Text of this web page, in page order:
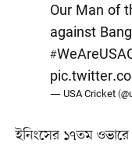
Our Man of
against
— USA Cricket
ইনিংসের ১৭তম